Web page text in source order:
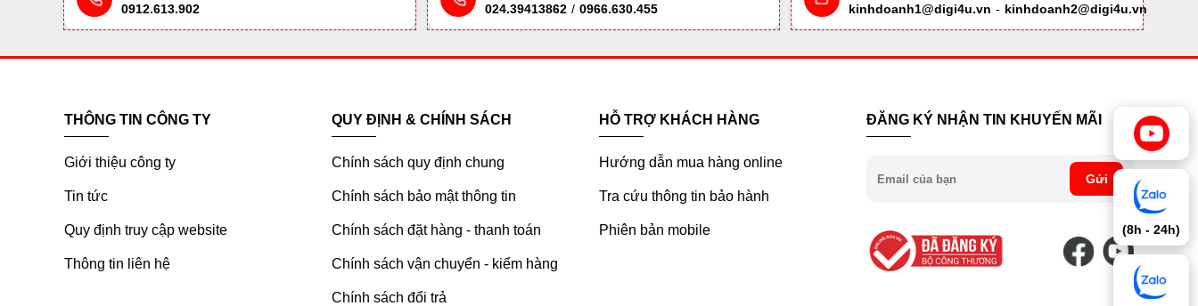
0912.613.902
024.39413862 / 0966.630.455
kinhdoanh1@digi4u.vn - kinhdoanh2@digi4u.vn
THÔNG TIN CÔNG TY
Giới thiệu công ty
Tin tức
Quy định truy cập website
Thông tin liên hệ
QUY ĐỊNH & CHÍNH SÁCH
Chính sách quy định chung
Chính sách bảo mật thông tin
Chính sách đặt hàng - thanh toán
Chính sách vận chuyển - kiểm hàng
Chính sách đổi trả
HỖ TRỢ KHÁCH HÀNG
Hướng dẫn mua hàng online
Tra cứu thông tin bảo hành
Phiên bản mobile
ĐĂNG KÝ NHẬN TIN KHUYẾN MÃI
Gửi
(8h - 24h)